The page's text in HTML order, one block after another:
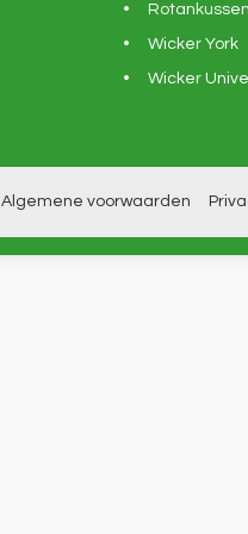
Wicker York
Wicker
Algemene voorwaarden